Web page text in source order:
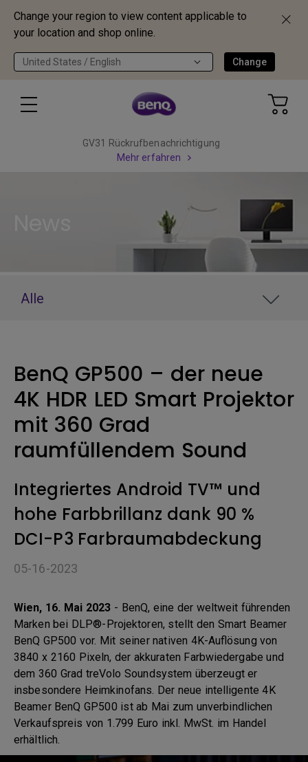
Change your region to view content applicable to
your location and shop online.
United States / English Change
GV31 Rückrufbenachrichtigung
Mehr erfahren
Alle
BenQ GP500 – der neue
4K HDR LED Smart Projektor
mit 360 Grad
raumfüllendem Sound
Integriertes Android TV™ und
hohe Farbbrillanz dank 90 %
DCI-P3 Farbraumabdeckung
05-16-2023
Wien, 16. Mai 2023 - BenQ, eine der weltweit führenden
Marken bei DLP®-Projektoren, stellt den Smart Beamer
BenQ GP500 vor. Mit seiner nativen 4K-Auflösung von
3840 x 2160 Pixeln, der akkuraten Farbwiedergabe und
dem 360 Grad treVolo Soundsystem überzeugt er
insbesondere Heimkinofans. Der neue intelligente 4K
Beamer BenQ GP500 ist ab Mai zum unverbindlichen
Verkaufspreis von 1.799 Euro inkl. MwSt. im Handel
erhältlich.